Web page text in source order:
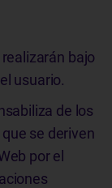
bajo
usuario.
de los
se deriven
por el